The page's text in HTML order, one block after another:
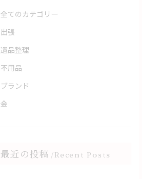
全てのカテゴリー
出張
遺品整理
不用品
ブランド
金
最近の投稿 Recent Posts